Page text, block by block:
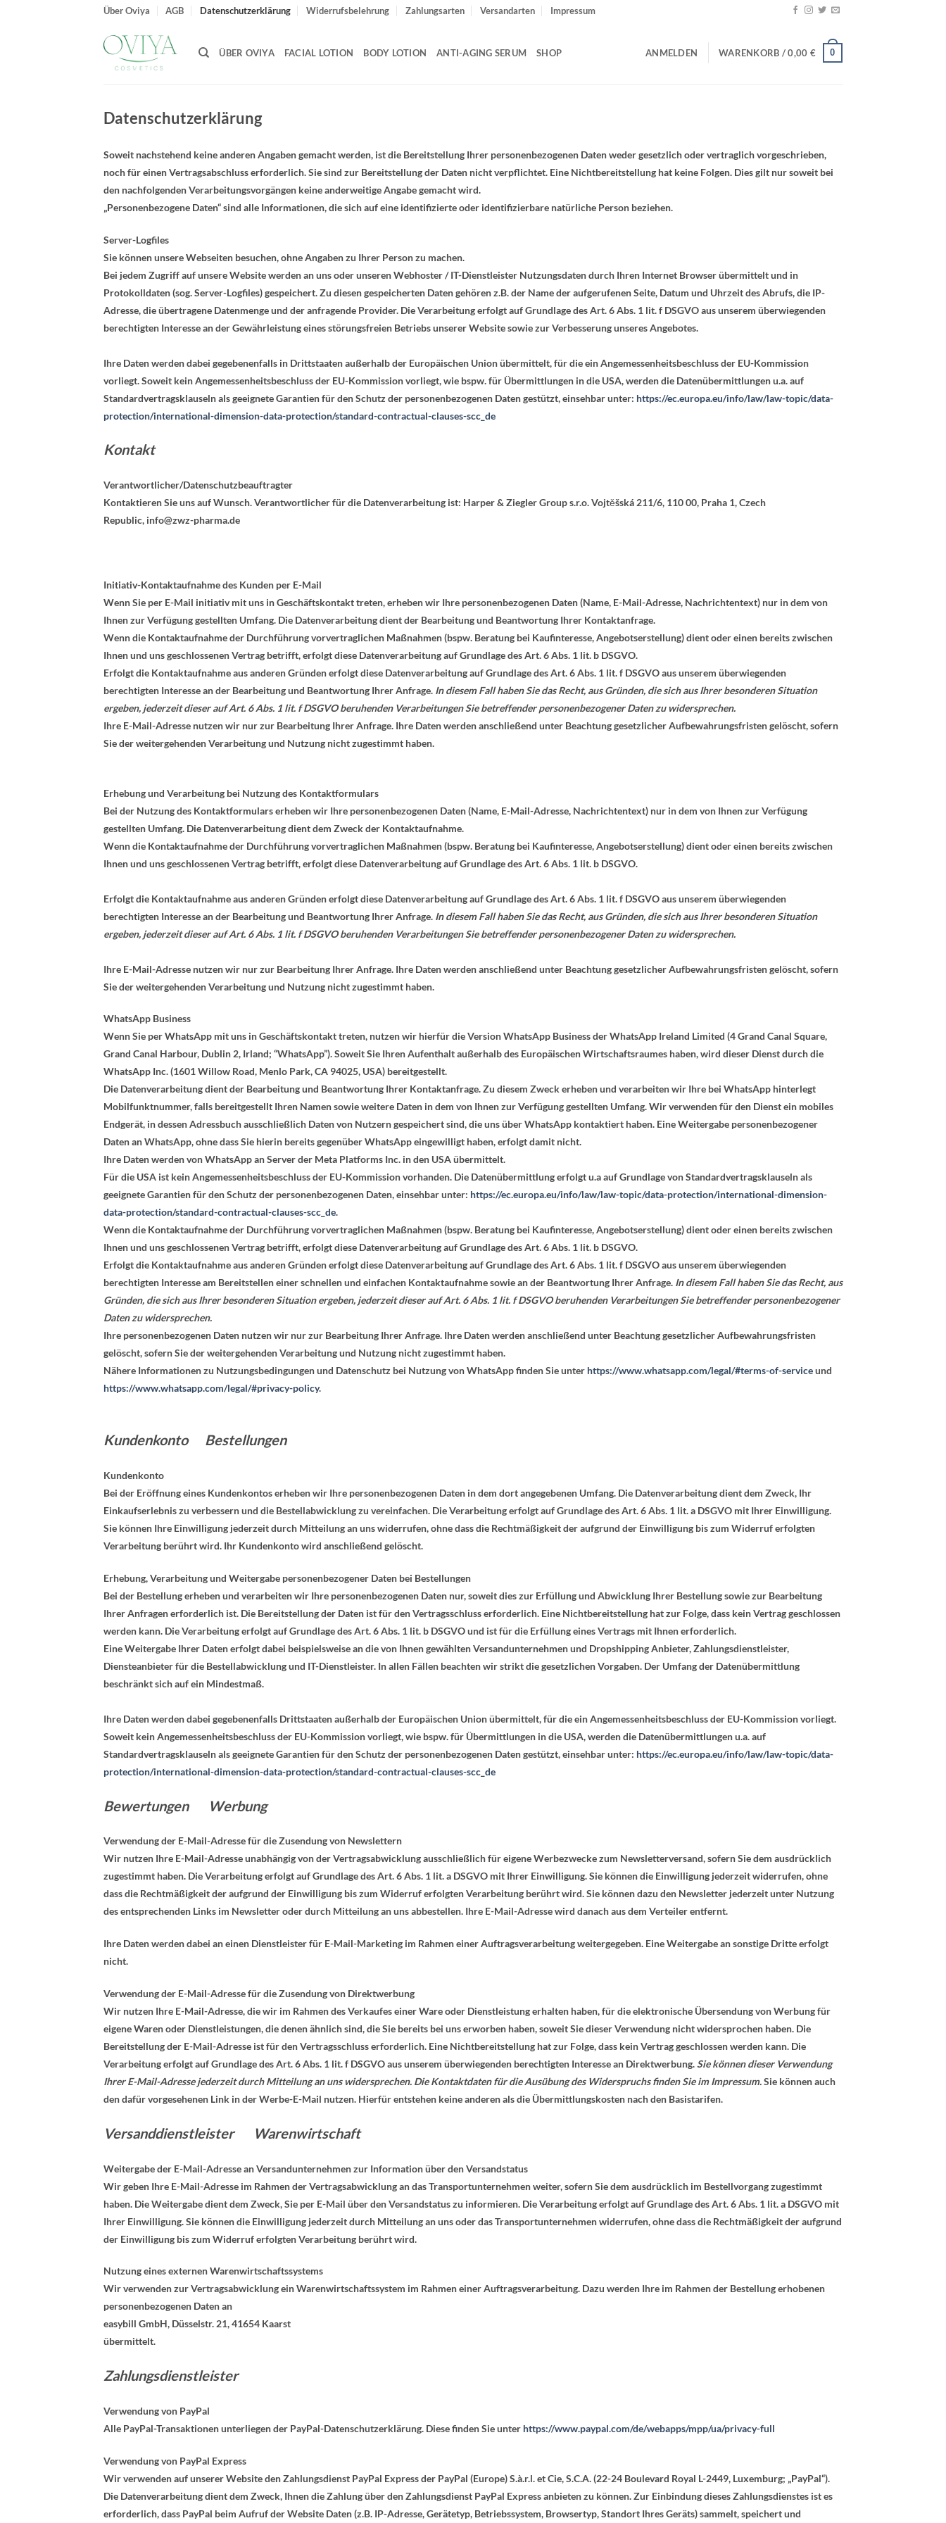
Über Oviya AGB Datenschutzerklärung Widerrufsbelehrung Zahlungsarten Versandarten Impressum
ÜBER OVIYA FACIAL LOTION BODY LOTION ANTI-AGING SERUM SHOP ANMELDEN WARENKORB /0,00 € 0
Datenschutzerklärung
Soweit nachstehend keine anderen Angaben gemacht werden, ist die Bereitstellung Ihrer personenbezogenen Daten weder gesetzlich oder vertraglich vorgeschrieben,
noch für einen Vertragsabschluss erforderlich. Sie sind zur Bereitstellung der Daten nicht verpflichtet. Eine Nichtbereitstellung hat keine Folgen. Dies gilt nur soweit bei
den nachfolgenden Verarbeitungsvorgängen keine anderweitige Angabe gemacht wird.
„Personenbezogene Daten“ sind alle Informationen, die sich auf eine identifizierte oder identifizierbare natürliche Person beziehen.
Server-Logfiles
Sie können unsere Webseiten besuchen, ohne Angaben zu Ihrer Person zu machen.
Bei jedem Zugriff auf unsere Website werden an uns oder unseren Webhoster / IT-Dienstleister Nutzungsdaten durch Ihren Internet Browser übermittelt und in
Protokolldaten (sog. Server-Logfiles) gespeichert. Zu diesen gespeicherten Daten gehören z.B. der Name der aufgerufenen Seite, Datum und Uhrzeit des Abrufs, die IP-
Adresse, die übertragene Datenmenge und der anfragende Provider. Die Verarbeitung erfolgt auf Grundlage des Art. 6 Abs. 1 lit. f DSGVO aus unserem überwiegenden
berechtigten Interesse an der Gewährleistung eines störungsfreien Betriebs unserer Website sowie zur Verbesserung unseres Angebotes.
Ihre Daten werden dabei gegebenenfalls in Drittstaaten außerhalb der Europäischen Union übermittelt, für die ein Angemessenheitsbeschluss der EU-Kommission
vorliegt. Soweit kein Angemessenheitsbeschluss der EU-Kommission vorliegt, wie bspw. für Übermittlungen in die USA, werden die Datenübermittlungen u.a. auf
Standardvertragsklauseln als geeignete Garantien für den Schutz der personenbezogenen Daten gestützt, einsehbar unter: https://ec.europa.eu/info/law/law-topic/data-
protection/international-dimension-data-protection/standard-contractual-clauses-scc_de
Kontakt
Verantwortlicher/Datenschutzbeauftragter
Kontaktieren Sie uns auf Wunsch. Verantwortlicher für die Datenverarbeitung ist: Harper & Ziegler Group s.r.o. Vojtěšská 211/6, 110 00, Praha 1, Czech
Republic, info@zwz-pharma.de
Initiativ-Kontaktaufnahme des Kunden per E-Mail
Wenn Sie per E-Mail initiativ mit uns in Geschäftskontakt treten, erheben wir Ihre personenbezogenen Daten (Name, E-Mail-Adresse, Nachrichtentext) nur in dem von
Ihnen zur Verfügung gestellten Umfang. Die Datenverarbeitung dient der Bearbeitung und Beantwortung Ihrer Kontaktanfrage.
Wenn die Kontaktaufnahme der Durchführung vorvertraglichen Maßnahmen (bspw. Beratung bei Kaufinteresse, Angebotserstellung) dient oder einen bereits zwischen
Ihnen und uns geschlossenen Vertrag betrifft, erfolgt diese Datenverarbeitung auf Grundlage des Art. 6 Abs. 1 lit. b DSGVO.
Erfolgt die Kontaktaufnahme aus anderen Gründen erfolgt diese Datenverarbeitung auf Grundlage des Art. 6 Abs. 1 lit. f DSGVO aus unserem überwiegenden
berechtigten Interesse an der Bearbeitung und Beantwortung Ihrer Anfrage. In diesem Fall haben Sie das Recht, aus Gründen, die sich aus Ihrer besonderen Situation
ergeben, jederzeit dieser auf Art. 6 Abs. 1 lit. f DSGVO beruhenden Verarbeitungen Sie betreffender personenbezogener Daten zu widersprechen.
Ihre E-Mail-Adresse nutzen wir nur zur Bearbeitung Ihrer Anfrage. Ihre Daten werden anschließend unter Beachtung gesetzlicher Aufbewahrungsfristen gelöscht, sofern
Sie der weitergehenden Verarbeitung und Nutzung nicht zugestimmt haben.
Erhebung und Verarbeitung bei Nutzung des Kontaktformulars
Bei der Nutzung des Kontaktformulars erheben wir Ihre personenbezogenen Daten (Name, E-Mail-Adresse, Nachrichtentext) nur in dem von Ihnen zur Verfügung
gestellten Umfang. Die Datenverarbeitung dient dem Zweck der Kontaktaufnahme.
Wenn die Kontaktaufnahme der Durchführung vorvertraglichen Maßnahmen (bspw. Beratung bei Kaufinteresse, Angebotserstellung) dient oder einen bereits zwischen
Ihnen und uns geschlossenen Vertrag betrifft, erfolgt diese Datenverarbeitung auf Grundlage des Art. 6 Abs. 1 lit. b DSGVO.
Erfolgt die Kontaktaufnahme aus anderen Gründen erfolgt diese Datenverarbeitung auf Grundlage des Art. 6 Abs. 1 lit. f DSGVO aus unserem überwiegenden
berechtigten Interesse an der Bearbeitung und Beantwortung Ihrer Anfrage. In diesem Fall haben Sie das Recht, aus Gründen, die sich aus Ihrer besonderen Situation
ergeben, jederzeit dieser auf Art. 6 Abs. 1 lit. f DSGVO beruhenden Verarbeitungen Sie betreffender personenbezogener Daten zu widersprechen.
Ihre E-Mail-Adresse nutzen wir nur zur Bearbeitung Ihrer Anfrage. Ihre Daten werden anschließend unter Beachtung gesetzlicher Aufbewahrungsfristen gelöscht, sofern
Sie der weitergehenden Verarbeitung und Nutzung nicht zugestimmt haben.
WhatsApp Business
Wenn Sie per WhatsApp mit uns in Geschäftskontakt treten, nutzen wir hierfür die Version WhatsApp Business der WhatsApp Ireland Limited (4 Grand Canal Square,
Grand Canal Harbour, Dublin 2, Irland; “WhatsApp”). Soweit Sie Ihren Aufenthalt außerhalb des Europäischen Wirtschaftsraumes haben, wird dieser Dienst durch die
WhatsApp Inc. (1601 Willow Road, Menlo Park, CA 94025, USA) bereitgestellt.
Die Datenverarbeitung dient der Bearbeitung und Beantwortung Ihrer Kontaktanfrage. Zu diesem Zweck erheben und verarbeiten wir Ihre bei WhatsApp hinterlegt
Mobilfunktnummer, falls bereitgestellt Ihren Namen sowie weitere Daten in dem von Ihnen zur Verfügung gestellten Umfang. Wir verwenden für den Dienst ein mobiles
Endgerät, in dessen Adressbuch ausschließlich Daten von Nutzern gespeichert sind, die uns über WhatsApp kontaktiert haben. Eine Weitergabe personenbezogener
Daten an WhatsApp, ohne dass Sie hierin bereits gegenüber WhatsApp eingewilligt haben, erfolgt damit nicht.
Ihre Daten werden von WhatsApp an Serverder Meta Platforms Inc. in den USA übermittelt.
Für die USA ist kein Angemessenheitsbeschluss der EU-Kommission vorhanden. Die Datenübermittlung erfolgt u.a auf Grundlage von Standardvertragsklauseln als
geeignete Garantien für den Schutz der personenbezogenen Daten, einsehbar unter: https://ec.europa.eu/info/law/law-topic/data-protection/international-dimension-
data-protection/standard-contractual-clauses-scc_de.
Wenn die Kontaktaufnahme der Durchführung vorvertraglichen Maßnahmen (bspw. Beratung bei Kaufinteresse, Angebotserstellung) dient oder einen bereits zwischen
Ihnen und uns geschlossenen Vertrag betrifft, erfolgt diese Datenverarbeitung auf Grundlage des Art. 6 Abs. 1 lit. b DSGVO.
Erfolgt die Kontaktaufnahme aus anderen Gründen erfolgt diese Datenverarbeitung auf Grundlage des Art. 6 Abs. 1 lit. f DSGVO aus unserem überwiegenden
berechtigten Interesse am Bereitstellen einer schnellen und einfachen Kontaktaufnahme sowie an der Beantwortung Ihrer Anfrage. In diesem Fall haben Sie das Recht, aus
Gründen, die sich aus Ihrer besonderen Situation ergeben, jederzeit dieser auf Art. 6 Abs. 1 lit. f DSGVO beruhenden Verarbeitungen Sie betreffender personenbezogener
Daten zu widersprechen.
Ihre personenbezogenen Daten nutzen wir nur zur Bearbeitung Ihrer Anfrage. Ihre Daten werden anschließend unter Beachtung gesetzlicher Aufbewahrungsfristen
gelöscht, sofern Sie der weitergehenden Verarbeitung und Nutzung nicht zugestimmt haben.
Nähere Informationen zu Nutzungsbedingungen und Datenschutz bei Nutzung von WhatsApp finden Sie unter https://www.whatsapp.com/legal/#terms-of-serviceund
https://www.whatsapp.com/legal/#privacy-policy.
Kundenkonto Bestellungen
Kundenkonto
Bei der Eröffnung eines Kundenkontos erheben wir Ihre personenbezogenen Daten in dem dort angegebenen Umfang. Die Datenverarbeitung dient dem Zweck, Ihr
Einkaufserlebnis zu verbessern und die Bestellabwicklung zu vereinfachen. Die Verarbeitung erfolgt auf Grundlage des Art. 6 Abs. 1 lit. a DSGVO mit Ihrer Einwilligung.
Sie können Ihre Einwilligung jederzeit durch Mitteilung an uns widerrufen, ohne dass die Rechtmäßigkeit der aufgrund der Einwilligung bis zum Widerruf erfolgten
Verarbeitung berührt wird. Ihr Kundenkonto wird anschließend gelöscht.
Erhebung, Verarbeitung und Weitergabe personenbezogener Daten bei Bestellungen
Bei der Bestellung erheben und verarbeiten wir Ihre personenbezogenen Daten nur, soweit dies zur Erfüllung und Abwicklung Ihrer Bestellung sowie zur Bearbeitung
Ihrer Anfragen erforderlich ist. Die Bereitstellung der Daten ist für den Vertragsschluss erforderlich. Eine Nichtbereitstellung hat zur Folge, dass kein Vertrag geschlossen
werden kann. Die Verarbeitung erfolgt auf Grundlage des Art. 6 Abs. 1 lit. b DSGVO und ist für die Erfüllung eines Vertrags mit Ihnen erforderlich.
Eine Weitergabe Ihrer Daten erfolgt dabei beispielsweise an die von Ihnen gewählten Versandunternehmen und Dropshipping Anbieter, Zahlungsdienstleister,
Diensteanbieter für die Bestellabwicklung und IT-Dienstleister. In allen Fällen beachten wir strikt die gesetzlichen Vorgaben. Der Umfang der Datenübermittlung
beschränkt sich auf ein Mindestmaß.
Ihre Daten werden dabei gegebenenfalls Drittstaaten außerhalb der Europäischen Union übermittelt, für die ein Angemessenheitsbeschluss der EU-Kommission vorliegt.
Soweit kein Angemessenheitsbeschluss der EU-Kommissionvorliegt, wie bspw. für Übermittlungen in die USA, werden die Datenübermittlungen u.a. auf
Standardvertragsklauseln als geeignete Garantien für den Schutz der personenbezogenen Daten gestützt, einsehbar unter: https://ec.europa.eu/info/law/law-topic/data-
protection/international-dimension-data-protection/standard-contractual-clauses-scc_de
Bewertungen Werbung
Verwendung der E-Mail-Adresse für die Zusendung von Newslettern
Wir nutzen Ihre E-Mail-Adresse unabhängig von der Vertragsabwicklung ausschließlich für eigene Werbezwecke zum Newsletterversand, sofern Sie dem ausdrücklich
zugestimmt haben. Die Verarbeitung erfolgt auf Grundlage des Art. 6 Abs. 1 lit. a DSGVO mit Ihrer Einwilligung. Sie können die Einwilligung jederzeit widerrufen, ohne
dass die Rechtmäßigkeit der aufgrund der Einwilligung bis zum Widerruf erfolgten Verarbeitung berührt wird. Sie können dazu den Newsletter jederzeit unter Nutzung
des entsprechenden Links im Newsletter oder durch Mitteilung an uns abbestellen. Ihre E-Mail-Adresse wird danach aus dem Verteiler entfernt.
Ihre Daten werden dabei an einen Dienstleister für E-Mail-Marketing im Rahmen einer Auftragsverarbeitung weitergegeben. Eine Weitergabe an sonstige Dritte erfolgt
nicht.
Verwendung der E-Mail-Adresse für die Zusendung von Direktwerbung
Wir nutzen Ihre E-Mail-Adresse, die wir im Rahmen des Verkaufes einer Ware oder Dienstleistung erhalten haben, für die elektronische Übersendung von Werbung für
eigene Waren oder Dienstleistungen, die denen ähnlich sind, die Sie bereits bei uns erworben haben, soweit Sie dieser Verwendung nicht widersprochen haben. Die
Bereitstellung der E-Mail-Adresse ist für den Vertragsschluss erforderlich. Eine Nichtbereitstellung hat zur Folge, dass kein Vertrag geschlossen werden kann. Die
Verarbeitung erfolgt auf Grundlage des Art. 6 Abs. 1 lit. f DSGVO aus unserem überwiegenden berechtigten Interesse an Direktwerbung.Sie können dieser Verwendung
Ihrer E-Mail-Adresse jederzeit durch Mitteilung an uns widersprechen. Die Kontaktdaten für die Ausübung des Widerspruchs finden Sie im Impressum.Sie können auch
den dafür vorgesehenen Link in der Werbe-E-Mail nutzen. Hierfür entstehen keine anderen als die Übermittlungskosten nach den Basistarifen.
Versanddienstleister Warenwirtschaft
Weitergabe der E-Mail-Adresse an Versandunternehmen zur Information über den Versandstatus
Wir geben Ihre E-Mail-Adresse im Rahmen der Vertragsabwicklung an das Transportunternehmen weiter, sofern Sie dem ausdrücklich im Bestellvorgang zugestimmt
haben. Die Weitergabe dient dem Zweck, Sie per E-Mail über den Versandstatus zu informieren. Die Verarbeitung erfolgt auf Grundlage des Art. 6 Abs. 1 lit. a DSGVO mit
Ihrer Einwilligung. Sie können die Einwilligung jederzeit durch Mitteilung an uns oder das Transportunternehmen widerrufen, ohne dass die Rechtmäßigkeit der aufgrund
der Einwilligung bis zum Widerruf erfolgten Verarbeitung berührt wird.
Nutzung eines externen Warenwirtschaftssystems
Wir verwenden zur Vertragsabwicklung ein Warenwirtschaftssystem im Rahmen einer Auftragsverarbeitung. Dazu werden Ihre im Rahmen der Bestellung erhobenen
personenbezogenen Daten an
easybill GmbH, Düsselstr. 21, 41654 Kaarst
übermittelt.
Zahlungsdienstleister
Verwendung von PayPal
Alle PayPal-Transaktionen unterliegen der PayPal-Datenschutzerklärung. Diese finden Sie unter https://www.paypal.com/de/webapps/mpp/ua/privacy-full
Verwendung von PayPal Express
Wir verwenden auf unserer Website den Zahlungsdienst PayPal Express der PayPal (Europe) S.à.r.l. et Cie, S.C.A. (22-24 Boulevard Royal L-2449, Luxemburg; „PayPal“).
Die Datenverarbeitung dient dem Zweck, Ihnen die Zahlung über den Zahlungsdienst PayPal Express anbieten zu können. Zur Einbindung dieses Zahlungsdienstes ist es
erforderlich, dass PayPal beim Aufruf der Website Daten (z.B. IP-Adresse, Gerätetyp, Betriebssystem, Browsertyp, Standort Ihres Geräts) sammelt, speichert und